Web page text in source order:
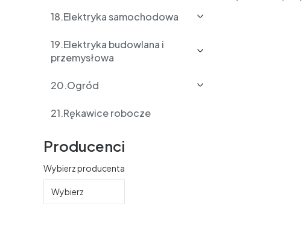
18.Elektryka samochodowa
19.Elektryka budowlana i
przemysłowa
20.Ogród
21.Rękawice robocze
Producenci
Wybierz producenta
Wybierz